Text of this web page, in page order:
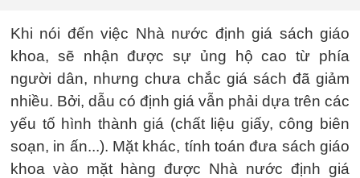
Khi nói đến việc Nhà nước định giá sách giáo
khoa, sẽ nhận được sự ủng hộ cao từ phía
người dân, nhưng chưa chắc giá sách đã giảm
nhiều. Bởi, dẫu có định giá vẫn phải dựa trên các
yếu tố hình thành giá (chất liệu giấy, công biên
soạn, in ấn...). Mặt khác, tính toán đưa sách giáo
khoa vào mặt hàng được Nhà nước định giá